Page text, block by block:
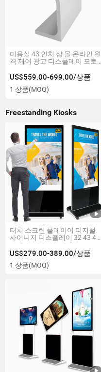
미용실 43 인치 샵 몰 온라인 원
격 제어 광고 디스플레이 포토
부스 키오스크
US$559.00-699.00/상품
1 상품(MOQ)
Freestanding Kiosks
터치 스크린 플레이어 디지털
사이니지 디스플레이 32 43 49
55 65 인치 바닥 스탠딩 4K
LCD 안드로이드 수직 광고 키
오스크
US$279.00-389.00/상품
1 상품(MOQ)